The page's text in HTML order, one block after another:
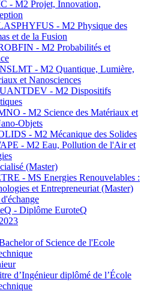
- M2 Projet, Innovation,
- M2 Physique des
et de la Fusion
- M2 Probabilités et
- M2 Quantique, Lumière,
et Nanosciences
- M2 Dispositifs
- M2 Science des Matériaux et
Objets
- M2 Mécanique des Solides
- M2 Eau, Pollution de l'Air et
(Master)
- MS Energies Renouvelables :
et Entrepreneuriat (Master)
- Diplôme EuroteQ
of Science de l'Ecole
d’Ingénieur diplômé de l’École